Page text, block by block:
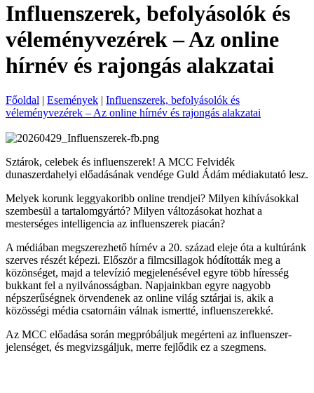
Influenszerek, befolyásolók és
véleményvezérek – Az online
hírnév és rajongás alakzatai
Főoldal | Események | Influenszerek, befolyásolók és
véleményvezérek – Az online hírnév és rajongás alakzatai
Sztárok, celebek és influenszerek! A MCC Felvidék
dunaszerdahelyi előadásának vendége Guld Ádám médiakutató lesz.
Melyek korunk leggyakoribb online trendjei? Milyen kihívásokkal
szembesül a tartalomgyártó? Milyen változásokat hozhat a
mesterséges intelligencia az influenszerek piacán?
A médiában megszerezhető hírnév a 20. század eleje óta a kultúránk
szerves részét képezi. Először a filmcsillagok hódították meg a
közönséget, majd a televízió megjelenésével egyre több híresség
bukkant fel a nyilvánosságban. Napjainkban egyre nagyobb
népszerűségnek örvendenek az online világ sztárjai is, akik a
közösségi média csatornáin válnak ismertté, influenszerekké.
Az MCC előadása során megpróbáljuk megérteni az influenszer-
jelenséget, és megvizsgáljuk, merre fejlődik ez a szegmens.